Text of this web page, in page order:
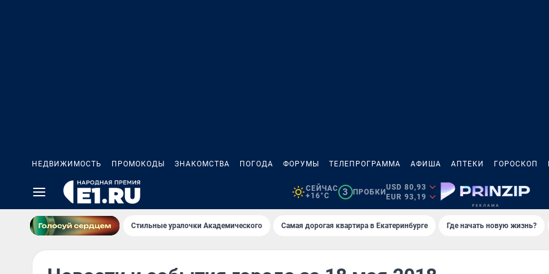
НЕДВИЖИМОСТЬ ПРОМОКОДЫ ЗНАКОМСТВА ПОГОДА ФОРУМЫ ТЕЛЕПРОГРАММА АФИША АПТЕКИ ГОРОСКОП
СЕЙЧАС
+16°C
3 ПРОБКИ
USD 80,93
EUR 93,19
Стильные уралочки Академического Самая дорогая квартира в Екатеринбурге Где начать новую жизнь?